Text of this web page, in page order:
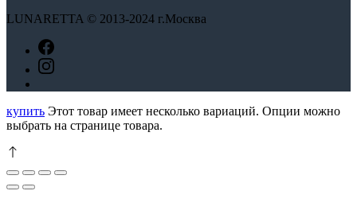
LUNARETTA © 2013-2024 г.Москва
купить Этот товар имеет несколько вариаций. Опции можно
выбрать на странице товара.